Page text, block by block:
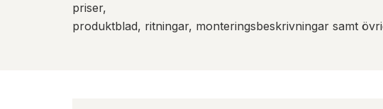
priser,
produktblad, ritningar, monteringsbeskrivningar samt